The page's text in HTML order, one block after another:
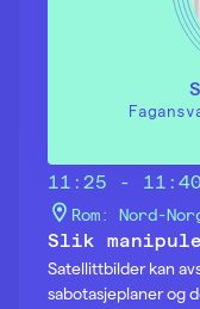
Slik
Satellittbilder kan
sabotasjeplaner og
11:25 - 11:40
Rom: Nord-